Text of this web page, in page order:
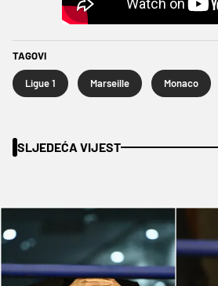
TAGOVI
Ligue 1 Marseille Monaco
SLJEDEĆA VIJEST